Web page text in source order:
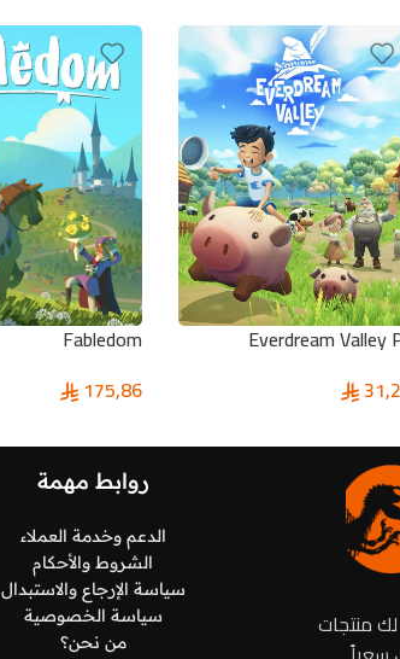
Everdream Valley
Fabledom
175,86
منتجات
روابط مهمة
الدعم وخدمة العملاء
الشروط والأحكام
سياسة الإرجاع والاستبدال
سياسة الخصوصية
من نحن؟